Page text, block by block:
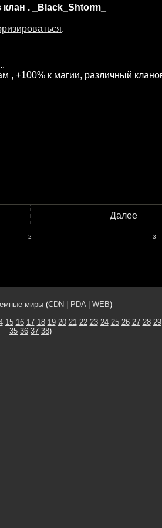
. _Black_Shtorm_
.
, +100% к магии, различный
Далее
2 3
миры(CDN PDA| WEB)
15 16 17 18 19 20 21 22 23 24 25 26 27 28 29
35 36 37 38)